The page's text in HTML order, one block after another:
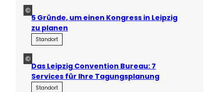
©
5 Gründe, um einen Kongress in Leipzig
zu planen
Standort
©
Das Leipzig Convention Bureau: 7
Services für Ihre Tagungsplanung
Standort